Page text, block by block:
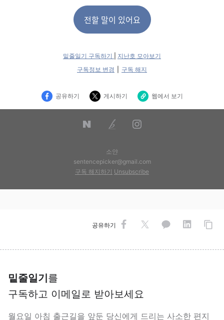
전할 말이 있어요
밑줄일기 구독하기
지난호 모아보기
구독정보 변경
구독 해지
공유하기 게시하기 웹에서 보기
소얀
sentencepicker@gmail.com
구독 해지하기 Unsubscribe
공유하기
밑줄일기를
구독하고 이메일로 받아보세요
월요일 아침 출근길을 앞둔 당신에게 드리는 사소한 편지